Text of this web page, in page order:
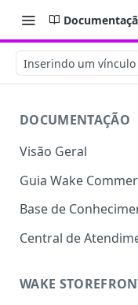
Inserindo um
DOCUMENTAÇÃO
Visão Geral
Guia Wake
Base de
Central de
WAKE